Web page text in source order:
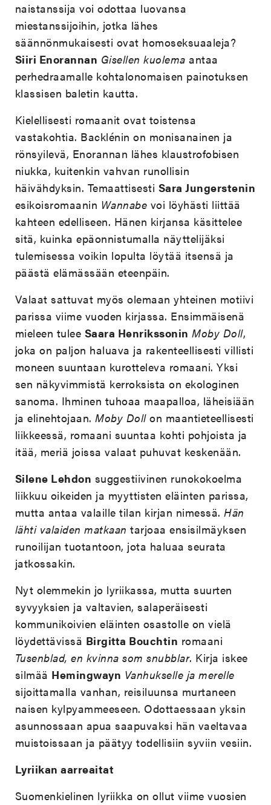
naistanssija voi odottaa luovansa
miestanssijoihin, jotka lähes
säännönmukaisesti ovat homoseksuaaleja?
Siiri Enorannan Gisellen kuolema antaa
perhedraamalle kohtalonomaisen painotuksen
klassisen baletin kautta.
Kielellisesti romaanit ovat toistensa
vastakohtia. Backlénin on monisanainen ja
rönsyilevä, Enorannan lähes klaustrofobisen
niukka, kuitenkin vahvan runollisin
häivähdyksin. Temaattisesti Sara Jungerstenin
esikoisromaanin Wannabe voi löyhästi liittää
kahteen edelliseen. Hänen kirjansa käsittelee
sitä, kuinka epäonnistumalla näyttelijäksi
tulemisessa voikin lopulta löytää itsensä ja
päästä elämässään eteenpäin.
Valaat sattuvat myös olemaan yhteinen motiivi
parissa viime vuoden kirjassa. Ensimmäisenä
mieleen tulee Saara Henrikssonin Moby Doll,
joka on paljon haluava ja rakenteellisesti villisti
moneen suuntaan kurotteleva romaani. Yksi
sen näkyvimmistä kerroksista on ekologinen
sanoma. Ihminen tuhoaa maapalloa, läheisiään
ja elinehtojaan.Moby Dollon maantieteellisesti
liikkeessä, romaani suuntaa kohti pohjoista ja
itää, meriä joissa valaat puhuvat keskenään.
Silene Lehdon suggestiivinen runokokoelma
liikkuu oikeiden ja myyttisten eläinten parissa,
mutta antaa valaille tilan kirjan nimessä.Hän
lähti valaiden matkaantarjoaa ensisilmäyksen
runoilijan tuotantoon, jota haluaa seurata
jatkossakin.
Nyt olemmekin jo lyriikassa, mutta suurten
syvyyksien ja valtavien, salaperäisesti
kommunikoivien eläinten osastolle on vielä
löydettävissä Birgitta Bouchtin romaani
Tusenblad, en kvinna som snubblar. Kirja iskee
silmää Hemingwayn Vanhukselle ja merelle
sijoittamalla vanhan, reisiluunsa murtaneen
naisen kylpyammeeseen. Odottaessaan yksin
asunnossaan apua saapuvaksi hän vaeltavaa
muistoissaan ja päätyy todellisiin syviin vesiin.
Lyriikan aarreaitat
Suomenkielinen lyriikka on ollut viime vuosien